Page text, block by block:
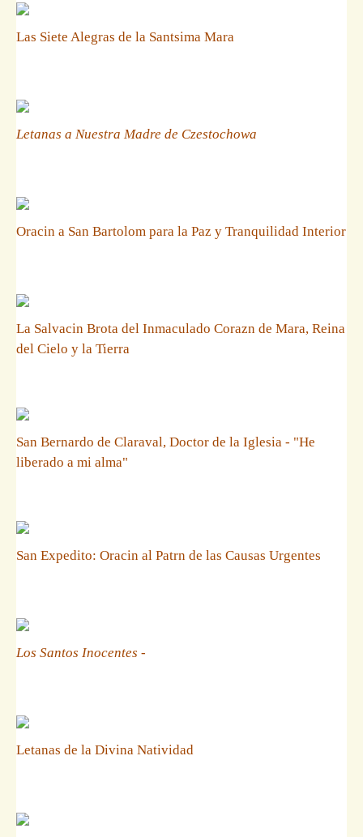
Las Siete Alegras de la Santsima Mara
Letanas a Nuestra Madre de Czestochowa
Oracin a San Bartolom para la Paz y Tranquilidad Interior
La Salvacin Brota del Inmaculado Corazn de Mara, Reina
del Cielo y la Tierra
San Bernardo de Claraval, Doctor de la Iglesia - "He
liberado a mi alma"
San Expedito: Oracin al Patrn de las Causas Urgentes
Los Santos Inocentes -
Letanas de la Divina Natividad